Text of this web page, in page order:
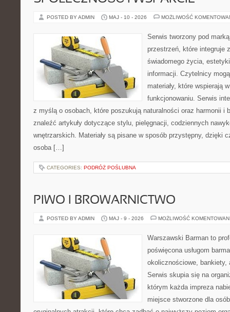
POSTED BY ADMIN MAJ - 10 - 2026 MOŻLIWOŚĆ
Serwis tworzony pod
przestrzeń, które integruje
świadomego życia,
informacji. Czytelnicy
materiały, które wspierają
funkcjonowaniu. Serwis
z myślą o osobach, które poszukują naturalności oraz harmonii i
znaleźć artykuły dotyczące stylu, pielęgnacji, codziennych
wnętrzarskich. Materiały są pisane w sposób przystępny, dzięki
osoba […]
CATEGORIES: PODRÓŻ POŚLUBNA
PIWO I BROWARNICTWO
POSTED BY ADMIN MAJ - 9 - 2026 MOŻLIWOŚĆ
Warszawski Barman to
poświęcona usługom
okolicznościowe,
Serwis skupia się na
którym każda impreza
miejsce stworzone dla